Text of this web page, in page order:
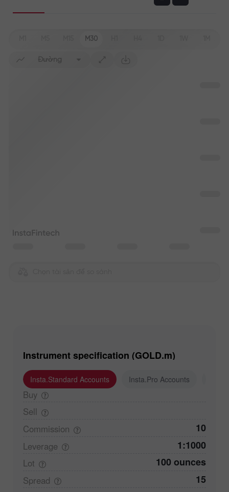
M30
Đường
Instrument specification (GOLD.m)
Insta.Standard Accounts Insta.Pro Accounts
Buy
Sell
Commission
10
Leverage 1:1000
Lot 100 ounces
Spread 15